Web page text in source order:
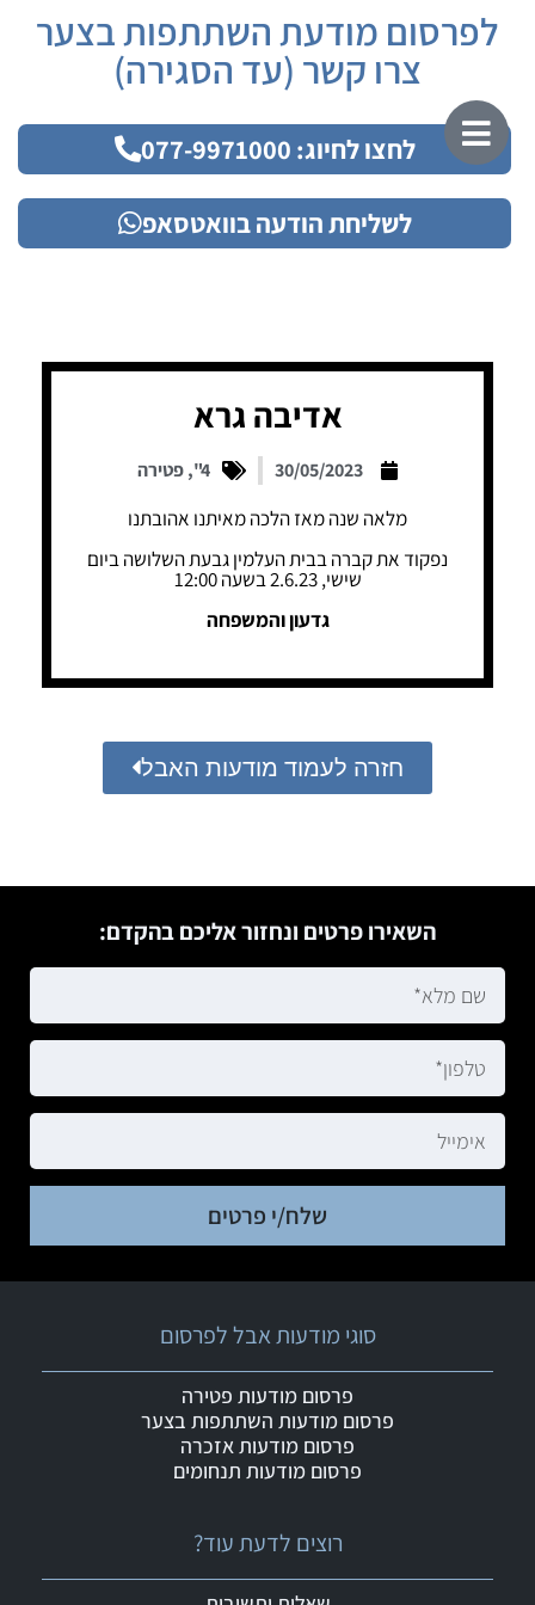
לפרסום מודעת השתתפות בצער
צרו קשר (עד הסגירה)
לחצו לחיוג: 077-9971000
לשליחת הודעה בוואטסאפ
אדיבה גרא
30/05/2023
4"
,פטירה
מלאה שנה מאז הלכה מאיתנו אהובתנו
נפקוד את קברה בבית העלמין גבעת השלושה ביום
שישי, 2.6.23 בשעה 12:00
גדעון והמשפחה
חזרה לעמוד מודעות האבל
השאירו פרטים ונחזור אליכם בהקדם:
שלח/י פרטים
רוצים לדעת עוד?
סוגי מודעות אבל לפרסום
פרסום מודעות פטירה
פרסום מודעות השתתפות בצער
פרסום מודעות אזכרה
פרסום מודעות תנחומים